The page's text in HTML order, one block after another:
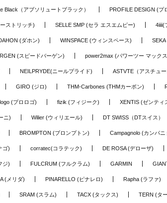
Black（アブソリュートブラック） PROFILE DESIGN (プ
ストリッチ) SELLE SMP (セラ エスエムピー) 4iiii(
(ダホン) WINSPACE (ウィンスペース)
(スピードバーゲン) power2max (パワーツー マック
NEILPRYDE(ニールプライド) ASTVTE（アスチュー
GIRO (ジロ) THM-Carbones (THMカーボン)
(プロロゴ) fizik (フィジーク) XENTIS (ゼンティ
ニ) Wilier (ウィリエール) DT SWISS（DTスイス）
BROMPTON (ブロンプトン) Campagnolo (カンパニ
ゴ) corratec(コラテック) DE ROSA (デローザ)
ジ) FULCRUM (フルクラム) GARMIN
(メリダ) PINARELLO (ピナレロ) Rapha (ラファ)
SRAM (スラム) TACX (タックス) TERN (タ